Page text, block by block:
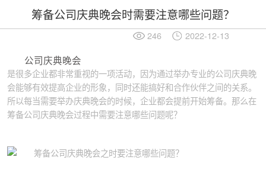
筹备公司庆典晚会时需要注意哪些问题？
246 2022-12-13
公司庆典晚会
是很多企业都非常重视的一项活动，因为通过举办专业的公司庆典晚
会能够有效提高企业的形象，同时还能搞好和合作伙伴之间的关系。
所以每当需要举办庆典晚会的时候，企业都会提前开始筹备。那么在
筹备公司庆典晚会过程中需要注意哪些问题呢？